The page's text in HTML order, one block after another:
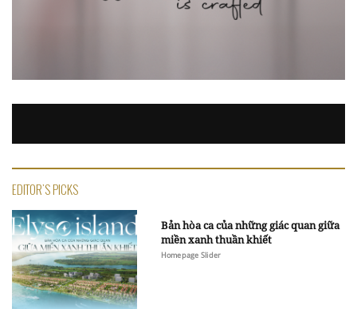
EDITOR'S PICKS
Bản hòa ca của những giác quan giữa
miền xanh thuần khiết
Homepage Slider